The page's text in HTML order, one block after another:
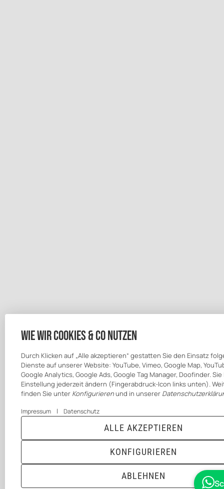
Wie wir Cookies & Co nutzen
Durch Klicken auf „Alle akzeptieren“ gestatten Sie den Einsatz
Dienste auf unserer Website: YouTube, Vimeo, Google Map,
Google Analytics, Google Ads, Google Tag Manager, Doofinder.
Einstellung jederzeit ändern (Fingerabdruck-Icon links unten).
finden Sie unter Konfigurierenund in unserer
Impressum | Datenschutz
ABLEHNEN
KONFIGURIEREN
ALLE AKZEPTIEREN